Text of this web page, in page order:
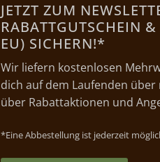
JETZT ZUM
RABATTGUTSCHEIN
EU) SICHERN!*
Wir liefern kostenlosen
dich auf dem Laufenden
über Rabattaktionen und
*Eine Abbestellung ist jederzeit